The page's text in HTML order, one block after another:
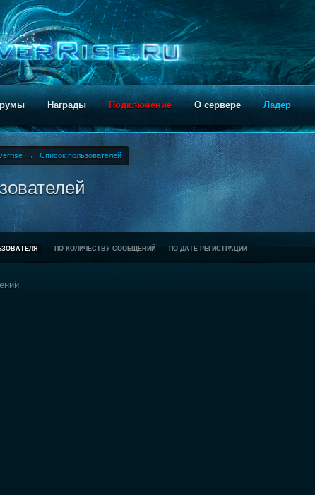
Награды Подключение О сервере Ладер
→ Список пользователей
ПО КОЛИЧЕСТВУ СООБЩЕНИЙ ПО ДАТЕ РЕГИСТРАЦИИ